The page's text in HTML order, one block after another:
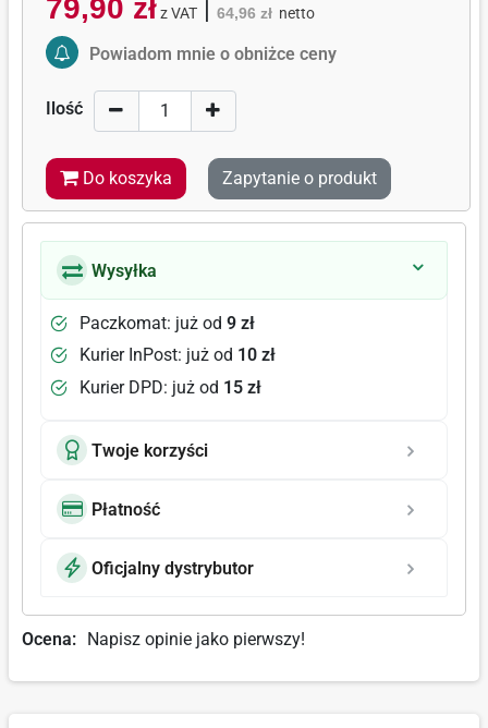
79,90 zł z VAT| 64,96 zł netto
Activate Price Alert
Powiadom mnie o obniżce ceny
Ilość
Do koszyka Zapytanie o produkt
Wysyłka
Paczkomat: już od 9 zł
Kurier InPost: już od 10 zł
Kurier DPD: już od 15 zł
Twoje korzyści
Płatność
Oficjalny dystrybutor
Ocena: Napisz opinie jako pierwszy!